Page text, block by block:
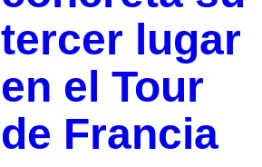
tercer lugar
en el Tour
de Francia